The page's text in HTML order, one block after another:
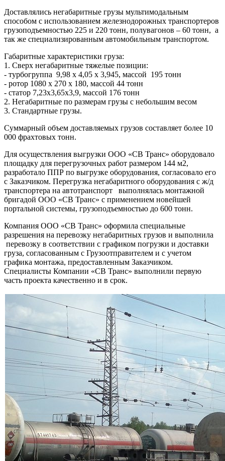
Доставлялись негабаритные грузы мультимодальным
способом с использованием железнодорожных транспортеров
грузоподъемностью 225 и 220 тонн, полувагонов – 60 тонн, а
так же специализированным автомобильным транспортом.
Габаритные характеристики груза:
1. Сверх негабаритные тяжелые позиции:
- турбогруппа 9,98 х 4,05 х 3,945, массой 195 тонн
- ротор 1080 х 270 х 180, массой 44 тонн
- статор 7,23х3,65х3,9, массой 176 тонн
2. Негабаритные по размерам грузы с небольшим весом
3. Стандартные грузы.
Суммарный объем доставляемых грузов составляет более 10
000 фрахтовых тонн.
Для осуществления выгрузки ООО «СВ Транс» оборудовало
площадку для перегрузочных работ размером 144 м2,
разработало ППР по выгрузке оборудования, согласовало его
с Заказчиком. Перегрузка негабаритного оборудования с ж/д
транспортера на автотранспорт выполнялась монтажной
бригадой ООО «СВ Транс» с применением новейшей
портальной системы, грузоподъемностью до 600 тонн.
Компания ООО «СВ Транс» оформила специальные
разрешения на перевозку негабаритных грузов и выполнила
перевозку в соответствии с графиком погрузки и доставки
груза, согласованным с Грузоотправителем и с учетом
графика монтажа, предоставленным Заказчиком.
Специалисты Компании «СВ Транс» выполнили первую
часть проекта качественно и в срок.